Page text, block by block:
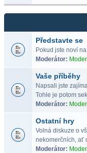
Představte se
Pokud jste noví
Moderátor:
Vaše příběhy
Napsali jste
Tohle je potom
Moderátor:
Ostatní hry
Volná diskuze o
nekomerčních, ať
Moderátor: